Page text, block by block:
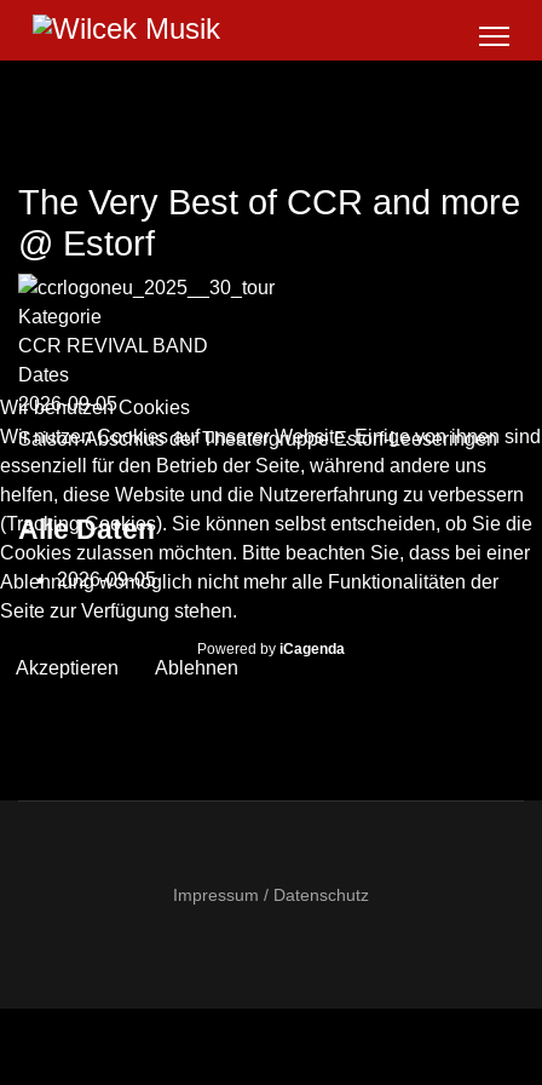
The Very Best of CCR and more
@ Estorf
Kategorie
CCR REVIVAL BAND
Dates
2026-09-05
Saison-Abschlus der Theatergruppe Estorf-Leeseringen
Alle Daten
2026-09-05
Powered by iCagenda
Impressum / Datenschutz
Wir benutzen Cookies
Wir nutzen Cookies auf unserer Website. Einige von ihnen sind
essenziell für den Betrieb der Seite, während andere uns
helfen, diese Website und die Nutzererfahrung zu verbessern
(Tracking Cookies). Sie können selbst entscheiden, ob Sie die
Cookies zulassen möchten. Bitte beachten Sie, dass bei einer
Ablehnung womöglich nicht mehr alle Funktionalitäten der
Seite zur Verfügung stehen.
Akzeptieren Ablehnen